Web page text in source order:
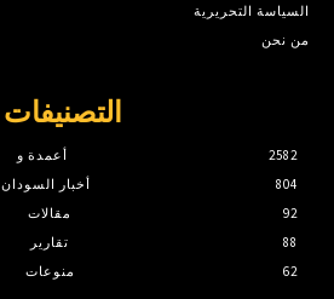
السياسة التحريرية
من نحن
التصنيفات
أعمدة و
2582
أخبار السودان
804
مقالات
92
تقارير
88
منوعات
62